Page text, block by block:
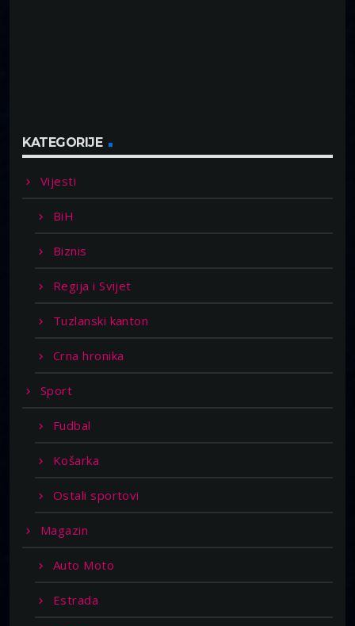
KATEGORIJE
Vijesti
BiH
Biznis
Regija i Svijet
Tuzlanski kanton
Crna hronika
Sport
Fudbal
Košarka
Ostali sportovi
Magazin
Auto Moto
Estrada